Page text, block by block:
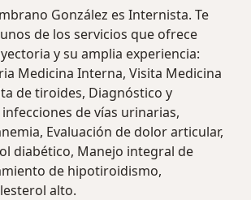
González es Internista. Te
de los servicios que ofrece
y su amplia experiencia:
Medicina Interna, Visita Medicina
de tiroides, Diagnóstico y
de vías urinarias,
Evaluación de dolor articular,
diabético, Manejo integral de
de hipotiroidismo,
alto.